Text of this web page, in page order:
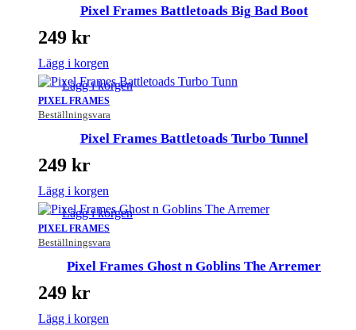
Pixel Frames Battletoads Big Bad Boot
249 kr
Lägg i korgen
PIXEL FRAMES
Beställningsvara
Lägg i korgen
Pixel Frames Battletoads Turbo Tunnel
249 kr
Lägg i korgen
PIXEL FRAMES
Beställningsvara
Lägg i korgen
Pixel Frames Ghost n Goblins The Arremer
249 kr
Lägg i korgen